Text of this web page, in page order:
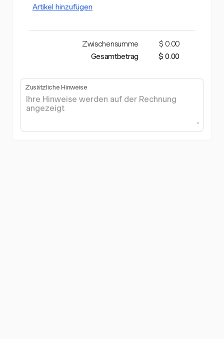
Artikel hinzufügen
Zwischensumme
$ 0.00
Gesamtbetrag
$ 0.00
Zusätzliche Hinweise